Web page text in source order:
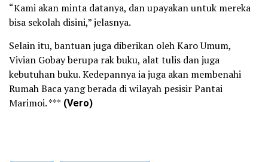
“Kami akan minta datanya, dan upayakan untuk mereka
bisa sekolah disini,” jelasnya.
Selain itu, bantuan juga diberikan oleh Karo Umum,
Vivian Gobay berupa rak buku, alat tulis dan juga
kebutuhan buku. Kedepannya ia juga akan membenahi
Rumah Baca yang berada di wilayah pesisir Pantai
Marimoi. *** (Vero)